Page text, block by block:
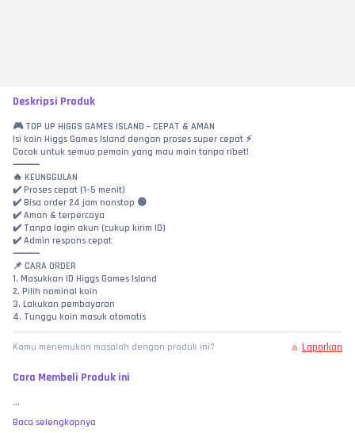
Deskripsi Produk
🎮 TOP UP HIGGS GAMES ISLAND – CEPAT & AMAN
Isi koin Higgs Games Island dengan proses super cepat ⚡
Cocok untuk semua pemain yang mau main tanpa ribet!
⸻
🔥 KEUNGGULAN
✔️ Proses cepat (1–5 menit)
✔️ Bisa order 24 jam nonstop 🟢
✔️ Aman & terpercaya
✔️ Tanpa login akun (cukup kirim ID)
✔️ Admin respons cepat
⸻
📌 CARA ORDER
1. Masukkan ID Higgs Games Island
2. Pilih nominal koin
3. Lakukan pembayaran
4. Tunggu koin masuk otomatis
Kamu menemukan masalah dengan produk ini? Laporkan
Cara Membeli Produk ini
...
Baca selengkapnya